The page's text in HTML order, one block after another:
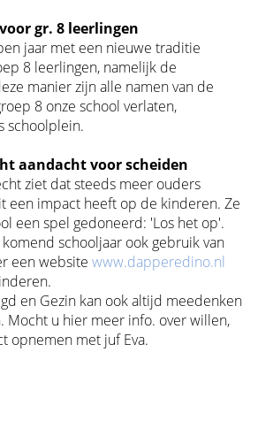
gr. 8 leerlingen
jaar met een nieuwe traditie
8 leerlingen, namelijk de
manier zijn alle namen van de
8 onze school verlaten,
schoolplein.
aandacht voor scheiden
ziet dat steeds meer ouders
een impact heeft op de kinderen. Ze
een spel gedoneerd: 'Los het op'.
schooljaar ook gebruik van
een websitewww.dapperedino.nl
en Gezin kan ook altijd meedenken
Mocht u hier meer info. over willen,
opnemen met juf Eva.